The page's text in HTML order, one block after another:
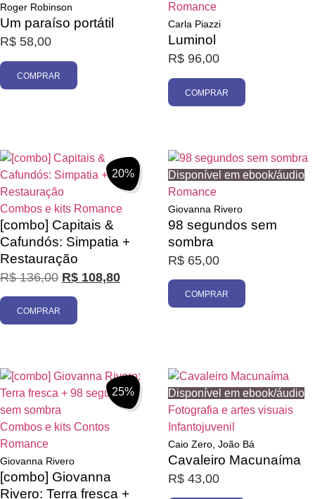
Roger Robinson
Um paraíso portátil
R$ 58,00
COMPRAR
Romance
Carla Piazzi
Luminol
R$ 96,00
COMPRAR
20%
Combos e kits Romance
[combo] Capitais &
Cafundós: Simpatia +
Restauração
R$136,00 R$ 108,80
COMPRAR
Disponível em ebook/áudio
Romance
Giovanna Rivero
98 segundos sem
sombra
R$ 65,00
COMPRAR
25%
Combos e kits Contos
Romance
Giovanna Rivero
[combo] Giovanna
Rivero: Terra fresca +
Disponível em ebook/áudio
Fotografia e artes visuais
Infantojuvenil
Caio Zero, João Bá
Cavaleiro Macunaíma
R$ 43,00